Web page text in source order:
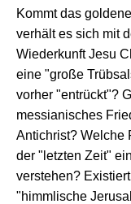
Kommt das
verhält es sich mit
Wiederkunft Jesu
eine "große
vorher "entrückt"?
messianisches
Antichrist? Welche
der "letzten Zeit"
verstehen?
"himmlische